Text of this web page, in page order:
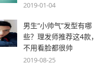
2019-01-04
男生“小帅气”发型有哪
些？理发师推荐这4款，
不用看脸都很帅
2019-08-25